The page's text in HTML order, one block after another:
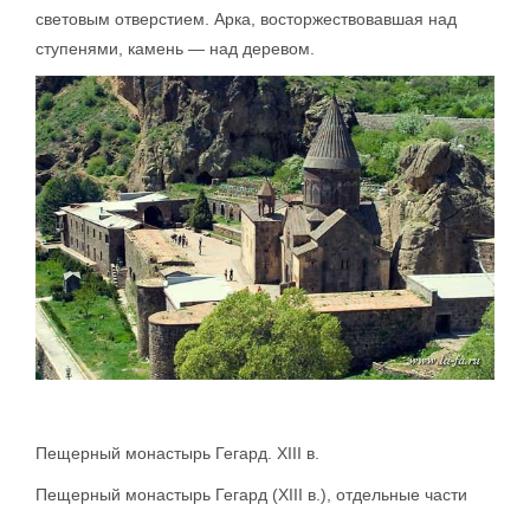
световым отверстием. Арка, восторжествовавшая над
ступенями, камень — над деревом.
Пещерный монастырь Гегард. XIII в.
Пещерный монастырь Гегард (XIII в.), отдельные части